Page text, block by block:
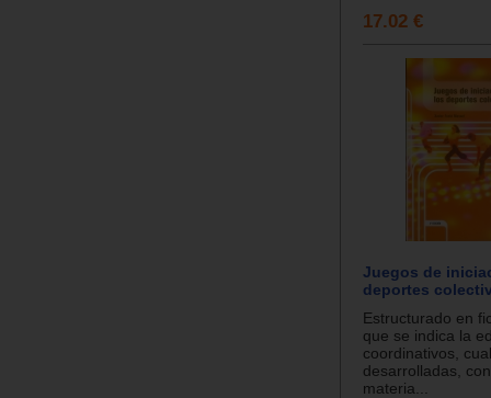
17.02 €
Juegos de
deportes
Estructurado en
que se indica la
coordinativos,
desarrolladas,
materia...